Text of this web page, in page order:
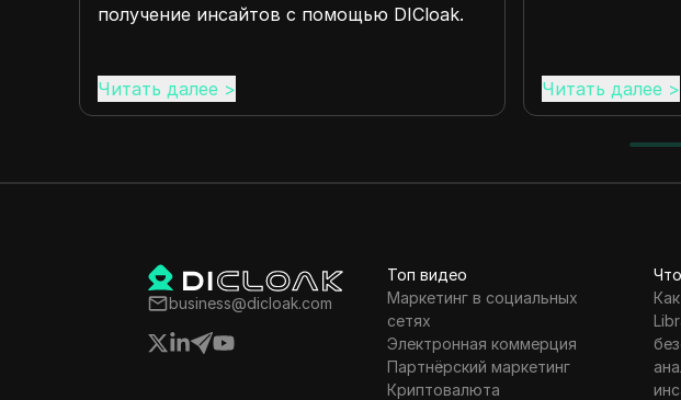
получение инсайтов с помощью DICloak.
Читать далее> Читать далее >
business@dicloak.com
Топ видео
Маркетинг в социальных
сетях
Электронная коммерция
Партнёрский маркетинг
Криптовалюта